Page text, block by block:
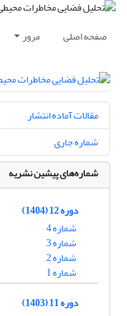
صفحه اصلی مرور
مقالات آماده انتشار
شماره جاری
شماره‌های پیشین نشریه
دوره 12 (1404)
شماره 4
شماره 3
شماره 2
شماره 1
دوره 11 (1403)